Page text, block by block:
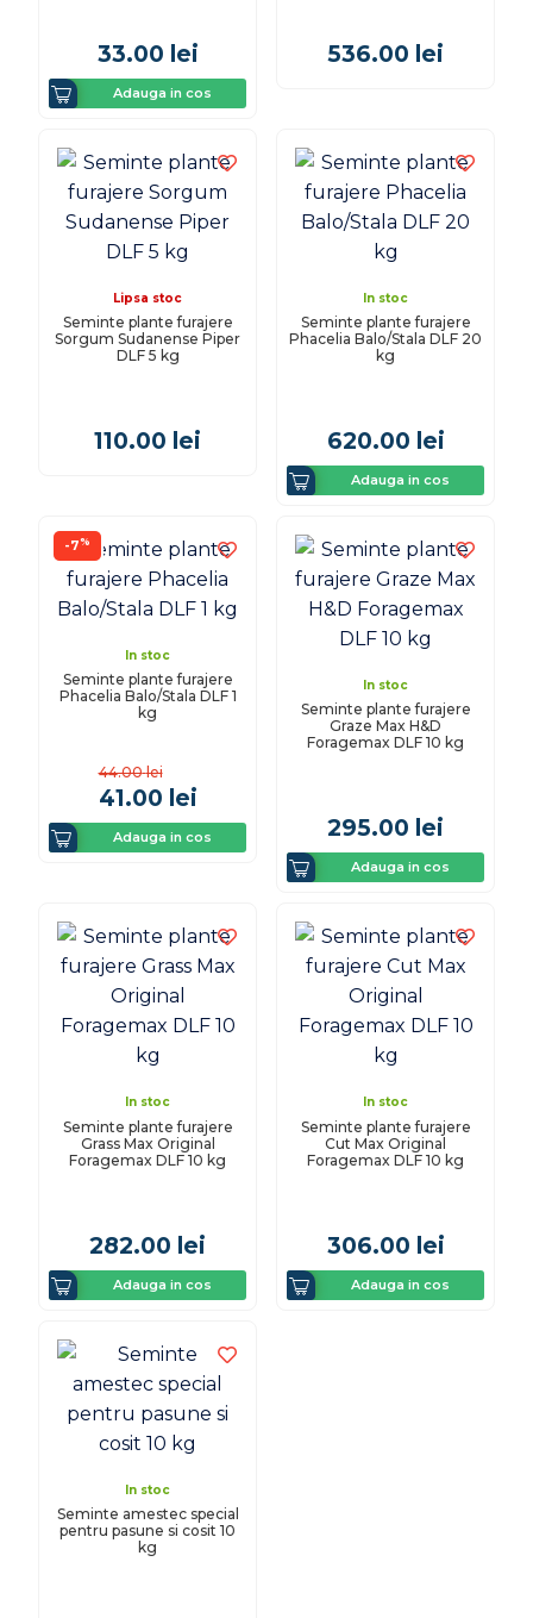
33.00 lei
Adauga in cos
536.00 lei
Lipsa stoc
Seminte plante furajere
Sorgum Sudanense Piper
DLF 5 kg
110.00 lei
In stoc
Seminte plante furajere
Phacelia Balo/Stala DLF 20
kg
620.00 lei
Adauga in cos
-7%
In stoc
Seminte plante furajere
Phacelia Balo/Stala DLF 1
kg
44.00 lei
41.00 lei
Adauga in cos
In stoc
Seminte plante furajere
Graze Max H&D
Foragemax DLF 10 kg
295.00 lei
Adauga in cos
In stoc
Seminte plante furajere
Grass Max Original
Foragemax DLF 10 kg
282.00 lei
Adauga in cos
In stoc
Seminte plante furajere
Cut Max Original
Foragemax DLF 10 kg
306.00 lei
Adauga in cos
In stoc
Seminte amestec special
pentru pasune si cosit 10
kg